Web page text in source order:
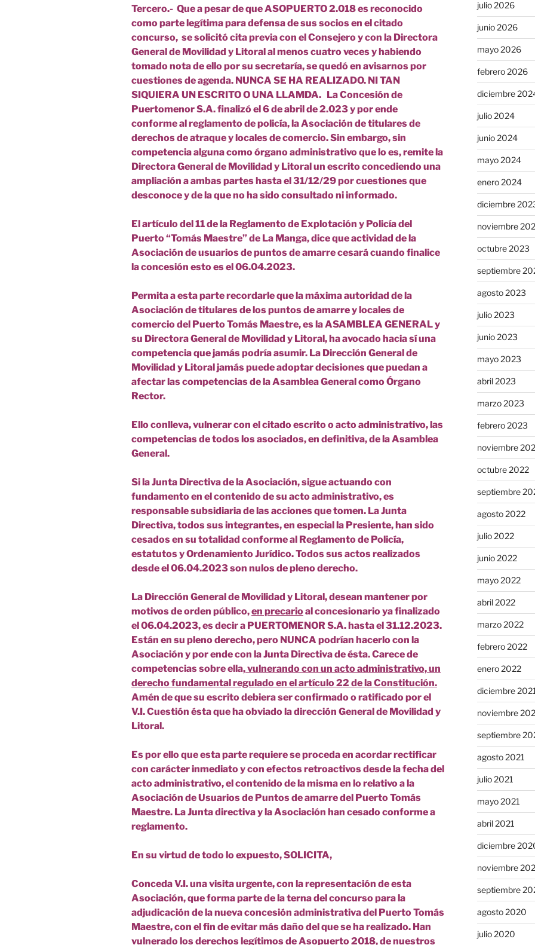
Tercero.- Que a pesar de que ASOPUERTO 2.018 es reconocido
como parte legítima para defensa de sus socios en el citado
concurso, se solicitó cita previa con el Consejero y con la Directora
General de Movilidad y Litoral al menos cuatro veces y habiendo
tomado nota de ello por su secretaría, se quedó en avisarnos por
cuestiones de agenda. NUNCA SE HA REALIZADO. NI TAN
SIQUIERA UN ESCRITO O UNA LLAMDA. La Concesión de
Puertomenor S.A. finalizó el 6 de abril de 2.023 y por ende
conforme al reglamento de policía, la Asociación de titulares de
derechos de atraque y locales de comercio. Sin embargo, sin
competencia alguna como órgano administrativo que lo es, remite la
Directora General de Movilidad y Litoral un escrito concediendo una
ampliación a ambas partes hasta el 31/12/29 por cuestiones que
desconoce y de la que no ha sido consultado ni informado.
El artículo del 11 de la Reglamento de Explotación y Policía del
Puerto “Tomás Maestre” de La Manga, dice que actividad de la
Asociación de usuarios de puntos de amarre cesará cuando finalice
la concesión esto es el 06.04.2023.
Permita a esta parte recordarle que la máxima autoridad de la
Asociación de titulares de los puntos de amarre y locales de
comercio del Puerto Tomás Maestre, es la ASAMBLEA GENERAL y
su Directora General de Movilidad y Litoral, ha avocado hacia sí una
competencia que jamás podría asumir. La Dirección General de
Movilidad y Litoral jamás puede adoptar decisiones que puedan a
afectar las competencias de la Asamblea General como Órgano
Rector.
Ello conlleva, vulnerar con el citado escrito o acto administrativo, las
competencias de todos los asociados, en definitiva, de la Asamblea
General.
Si la Junta Directiva de la Asociación, sigue actuando con
fundamento en el contenido de su acto administrativo, es
responsable subsidiaria de las acciones que tomen. La Junta
Directiva, todos sus integrantes, en especial la Presiente, han sido
cesados en su totalidad conforme al Reglamento de Policía,
estatutos y Ordenamiento Jurídico. Todos sus actos realizados
desde el 06.04.2023 son nulos de pleno derecho.
La Dirección General de Movilidad y Litoral, desean mantener por
motivos de orden público,en precarioal concesionario ya finalizado
el 06.04.2023, es decir a PUERTOMENOR S.A. hasta el 31.12.2023.
Están en su pleno derecho, pero NUNCA podrían hacerlo con la
Asociación y por ende con la Junta Directiva de ésta. Carece de
competencias sobre ella,vulnerando con un acto administrativo, un
derecho fundamental regulado en el artículo 22 de la Constitución.
Amén de que su escrito debiera ser confirmado o ratificado por el
V.I. Cuestión ésta que ha obviado la dirección General de Movilidad y
Litoral.
Es por ello que esta parte requiere se proceda en acordar rectificar
con carácter inmediato y con efectos retroactivos desde la fecha del
acto administrativo, el contenido de la misma en lo relativo a la
Asociación de Usuarios de Puntos de amarre del Puerto Tomás
Maestre. La Junta directiva y la Asociación han cesado conforme a
reglamento.
En su virtud de todo lo expuesto,SOLICITA,
Conceda V.I. una visita urgente, con la representación de esta
Asociación, que forma parte de la terna del concurso para la
adjudicación de la nueva concesión administrativa del Puerto Tomás
Maestre, con el fin de evitar más daño del que se ha realizado. Han
vulnerado los derechos legítimos de Asopuerto 2018, de nuestros
julio 2026
junio 2026
mayo 2026
febrero 2026
diciembre
julio 2024
junio 2024
mayo 2024
enero 2024
diciembre
noviembre
octubre 2023
septiembre
agosto 2023
julio 2023
junio 2023
mayo 2023
abril 2023
marzo 2023
febrero 2023
noviembre
octubre 2022
septiembre
agosto 2022
julio 2022
junio 2022
mayo 2022
abril 2022
marzo 2022
febrero 2022
enero 2022
diciembre 2021
noviembre
septiembre
agosto 2021
julio 2021
mayo 2021
abril 2021
diciembre
noviembre
septiembre
agosto 2020
julio 2020